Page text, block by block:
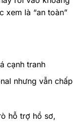
xem là “an toàn”
cạnh tranh
nhưng vẫn chấp
hỗ trợ hồ sơ,